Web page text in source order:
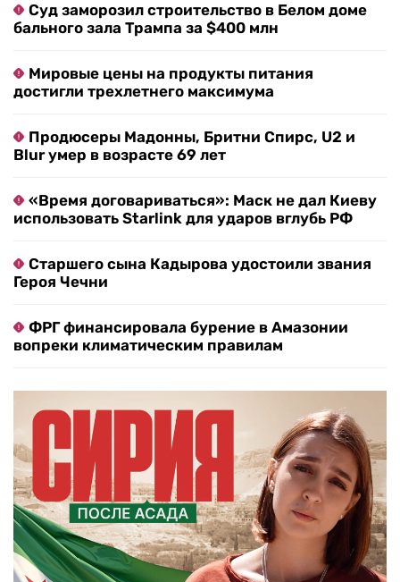
Суд заморозил строительство в Белом доме
бального зала Трампа за $400 млн
Мировые цены на продукты питания
достигли трехлетнего максимума
Продюсеры Мадонны, Бритни Спирс, U2 и
Blur умер в возрасте 69 лет
«Время договариваться»: Маск не дал Киеву
использовать Starlink для ударов вглубь РФ
Старшего сына Кадырова удостоили звания
Героя Чечни
ФРГ финансировала бурение в Амазонии
вопреки климатическим правилам